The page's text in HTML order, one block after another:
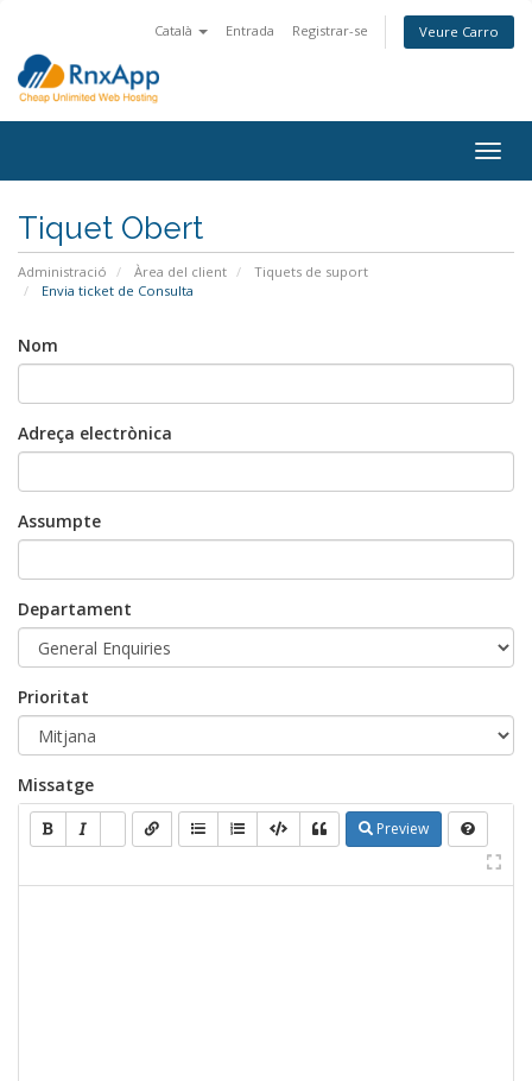
Català Entrada Registrar-se Veure Carro
Tiquet Obert
Administració Àrea del client
Tiquets de suport
Envia ticket de Consulta
Nom
Adreça electrònica
Assumpte
Departament
Prioritat
Missatge
Preview